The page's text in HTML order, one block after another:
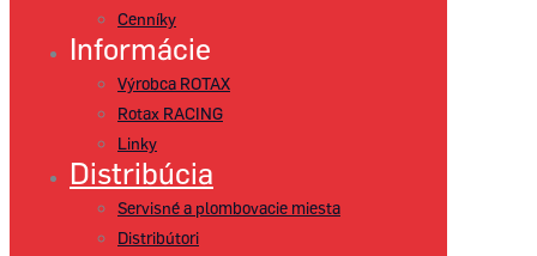
Cenníky
Informácie
Výrobca ROTAX
Rotax RACING
Linky
Distribúcia
Servisné a plombovacie miesta
Distribútori